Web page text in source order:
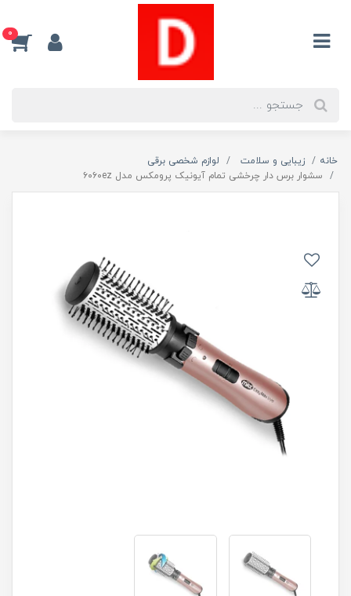
0
خانه زیبایی و سلامت
لوازم شخصی برقی
سشوار برس دار چرخشی تمام آیونیک پرومکس مدل ۶۰۶۰ez